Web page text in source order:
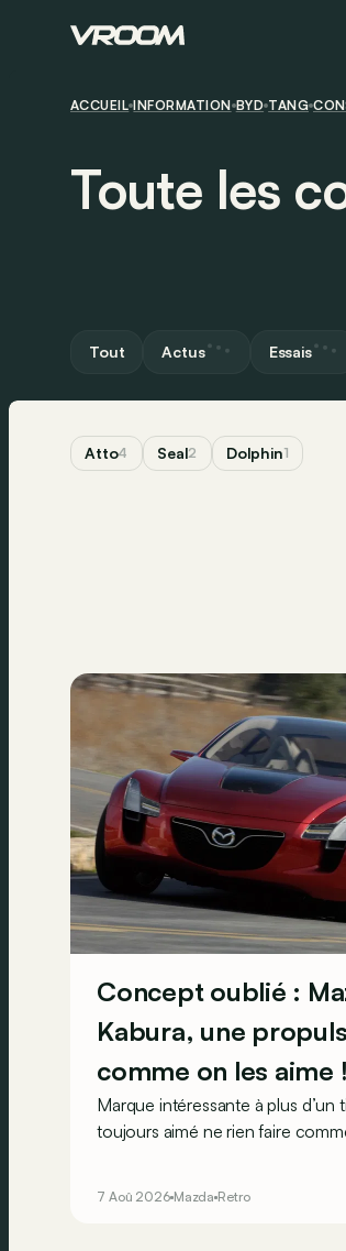
ACCUEIL INFORMATION BYD TANG
Toute les
Tout Actus Essais
Atto4 Seal2 Dolphin1
Concept oublié :
Kabura, une
comme on les aime !
Marque intéressante à plus d’un
toujours aimé ne rien faire
7 Aoû 2026 Mazda Retro